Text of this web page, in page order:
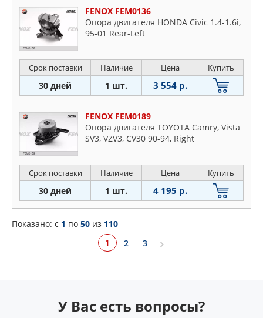
FENOX FEM0136
Опора двигателя HONDA Civic 1.4-1.6i,
95-01 Rear-Left
Срок поставки Наличие Цена Купить
30 дней 1 шт. 3 554 р.
FENOX FEM0189
Опора двигателя TOYOTA Camry, Vista
SV3, VZV3, CV30 90-94, Right
Срок поставки Наличие Цена Купить
30 дней 1 шт. 4 195 р.
Показано: c 1 по 50 из 110
1
2 3
У Вас есть вопросы?